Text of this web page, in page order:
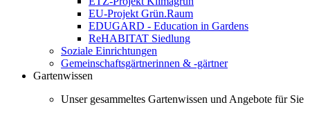
EU-Projekt Grün.Raum
EDUGARD - Education in Gardens
ReHABITAT Siedlung
Soziale Einrichtungen
Gemeinschaftsgärtnerinnen & -gärtner
Gartenwissen
Unser gesammeltes Gartenwissen und Angebote für Sie